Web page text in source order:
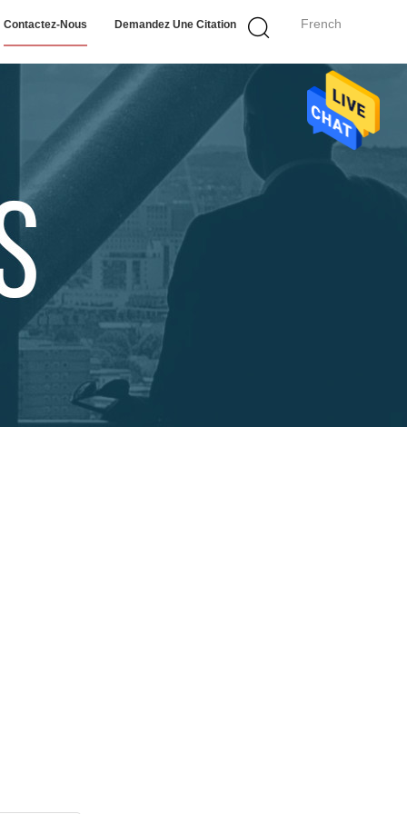
French
Contactez-Nous Demandez Une Citation